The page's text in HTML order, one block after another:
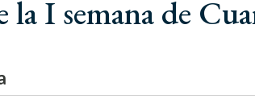
la I semana de